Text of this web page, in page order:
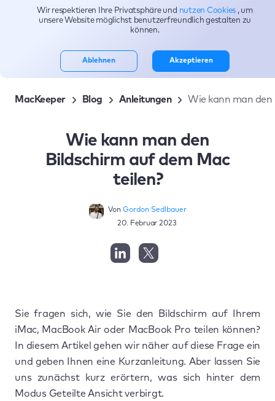
Themen
MacKeeper Blog Anleitungen Wie kann man den
Wie kann man den
Bildschirm auf dem Mac
teilen?
Von Gordon Sedlbauer
20. Februar 2023
Sie fragen sich, wie Sie den Bildschirm auf Ihrem
iMac, MacBook Air oder MacBook Pro teilen können?
In diesem Artikel gehen wir näher auf diese Frage ein
und geben Ihnen eine Kurzanleitung. Aber lassen Sie
uns zunächst kurz erörtern, was sich hinter dem
Modus Geteilte Ansicht verbirgt.
Wir respektieren Ihre Privatsphäre und nutzen Cookies , um
unsere Website möglichst benutzerfreundlich gestalten zu
können.
Ablehnen Akzeptieren